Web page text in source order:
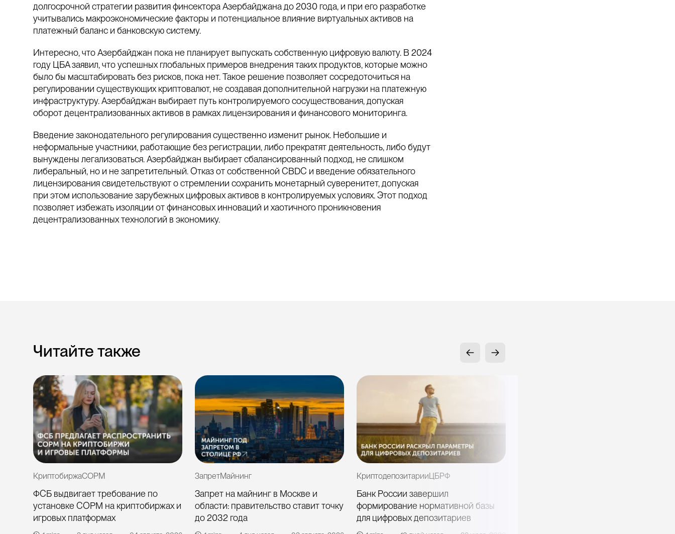
долгосрочной стратегии развития финсектора Азербайджана до 2030 года, и при его разработке
учитывались макроэкономические факторы и потенциальное влияние виртуальных активов на
платежный баланс и банковскую систему.
Интересно, что Азербайджан пока не планирует выпускать собственную цифровую валюту. В 2024
году ЦБА заявил, что успешных глобальных примеров внедрения таких продуктов, которые можно
было бы масштабировать без рисков, пока нет. Такое решение позволяет сосредоточиться на
регулировании существующих криптовалют, не создавая дополнительной нагрузки на платежную
инфраструктуру. Азербайджан выбирает путь контролируемого сосуществования, допуская
оборот децентрализованных активов в рамках лицензирования и финансового мониторинга.
Введение законодательного регулирования существенно изменит рынок. Небольшие и
неформальные участники, работающие без регистрации, либо прекратят деятельность, либо будут
вынуждены легализоваться. Азербайджан выбирает сбалансированный подход, не слишком
либеральный, но и не запретительный. Отказ от собственной CBDC и введение обязательного
лицензирования свидетельствуют о стремлении сохранить монетарный суверенитет, допуская
при этом использование зарубежных цифровых активов в контролируемых условиях. Этот подход
позволяет избежать изоляции от финансовых инноваций и хаотичного проникновения
децентрализованных технологий в экономику.
Читайте также
КриптобиржаСОРМ
ФСБ выдвигает требование по
установке СОРМ на криптобиржах и
игровых платформах
ЗапретМайнинг
Запрет на майнинг в Москве и
области: правительство ставит точку
до 2032 года
КриптодепозитарииЦБРФ
Банк России завершил
формирование нормативной базы
для цифровых депозитариев